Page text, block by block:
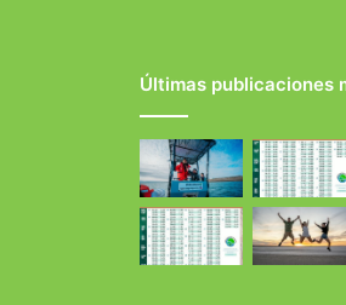
Últimas publicaciones